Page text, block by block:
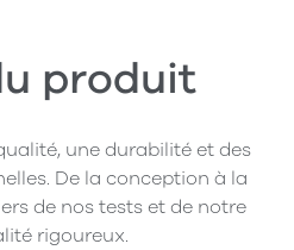
produit
une durabilité et des
De la conception à la
de nos tests et de notre
rigoureux.